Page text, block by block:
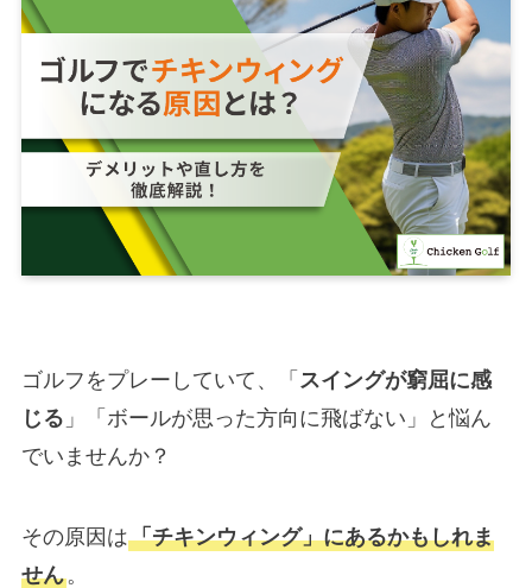
ゴルフをプレーしていて、「 スイングが窮屈に感
じる 」「ボールが思った方向に飛ばない」と悩ん
でいませんか？
その原因は「チキンウィング」にあるかもしれま
せん。